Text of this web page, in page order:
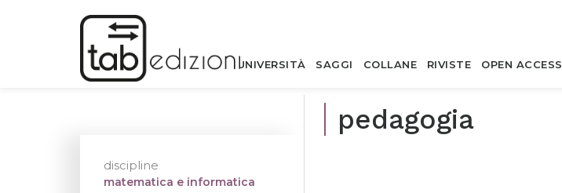
UNIVERSITÀ SAGGI COLLANE RIVISTE OPEN ACCESS
pedagogia
discipline
matematica e informatica